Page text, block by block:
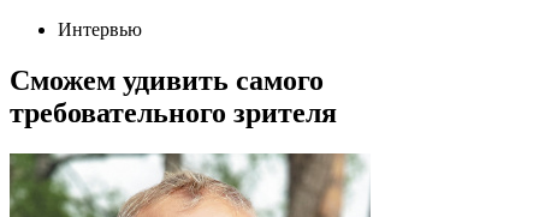
Интервью
Сможем удивить самого
требовательного зрителя